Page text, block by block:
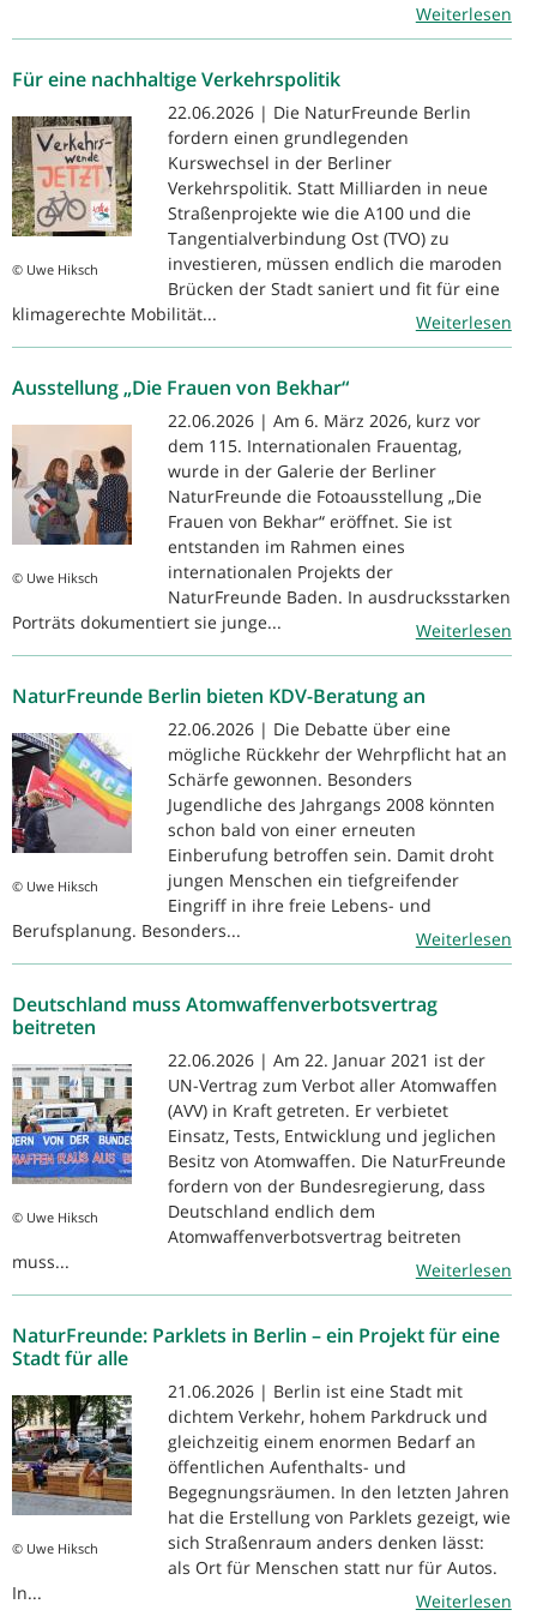
Weiterlesen
Für eine nachhaltige Verkehrspolitik
© Uwe Hiksch
22.06.2026 | Die NaturFreunde Berlin
fordern einen grundlegenden
Kurswechsel in der Berliner
Verkehrspolitik. Statt Milliarden in neue
Straßenprojekte wie die A100 und die
Tangentialverbindung Ost (TVO) zu
investieren, müssen endlich die maroden
Brücken der Stadt saniert und fit für eine
klimagerechte Mobilität...
Weiterlesen
Ausstellung „Die Frauen von Bekhar“
© Uwe Hiksch
22.06.2026 | Am 6. März 2026, kurz vor
dem 115. Internationalen Frauentag,
wurde in der Galerie der Berliner
NaturFreunde die Fotoausstellung „Die
Frauen von Bekhar“ eröffnet. Sie ist
entstanden im Rahmen eines
internationalen Projekts der
NaturFreunde Baden. In ausdrucksstarken
Porträts dokumentiert sie junge...
Weiterlesen
NaturFreunde Berlin bieten KDV-Beratung an
© Uwe Hiksch
22.06.2026 | Die Debatte über eine
mögliche Rückkehr der Wehrpflicht hat an
Schärfe gewonnen. Besonders
Jugendliche des Jahrgangs 2008 könnten
schon bald von einer erneuten
Einberufung betroffen sein. Damit droht
jungen Menschen ein tiefgreifender
Eingriff in ihre freie Lebens- und
Berufsplanung. Besonders...
Weiterlesen
Deutschland muss Atomwaffenverbotsvertrag
beitreten
© Uwe Hiksch
22.06.2026 | Am 22. Januar 2021 ist der
UN-Vertrag zum Verbot aller Atomwaffen
(AVV) in Kraft getreten. Er verbietet
Einsatz, Tests, Entwicklung und jeglichen
Besitz von Atomwaffen. Die NaturFreunde
fordern von der Bundesregierung, dass
Deutschland endlich dem
Atomwaffenverbotsvertrag beitreten
muss...
Weiterlesen
NaturFreunde: Parklets in Berlin – ein Projekt für eine
Stadt für alle
© Uwe Hiksch
21.06.2026 | Berlin ist eine Stadt mit
dichtem Verkehr, hohem Parkdruck und
gleichzeitig einem enormen Bedarf an
öffentlichen Aufenthalts- und
Begegnungsräumen. In den letzten Jahren
hat die Erstellung von Parklets gezeigt, wie
sich Straßenraum anders denken lässt:
als Ort für Menschen statt nur für Autos.
In...
Weiterlesen